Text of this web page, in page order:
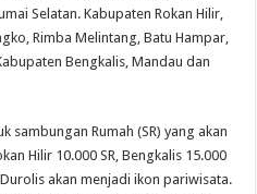
Selatan. Kabupaten Rokan Hilir,
Rimba Melintang, Batu Hampar,
Bengkalis, Mandau dan
sambungan Rumah (SR) yang akan
Hilir 10.000 SR, Bengkalis 15.000
Durolis akan menjadi ikon pariwisata.